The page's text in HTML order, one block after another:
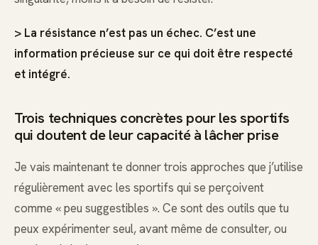
> La résistance n’est pas un échec. C’est une
information précieuse sur ce qui doit être respecté
et intégré.
Trois techniques concrètes pour les sportifs
qui doutent de leur capacité à lâcher prise
Je vais maintenant te donner trois approches que j’utilise
régulièrement avec les sportifs qui se perçoivent
comme « peu suggestibles ». Ce sont des outils que tu
peux expérimenter seul, avant même de consulter, ou